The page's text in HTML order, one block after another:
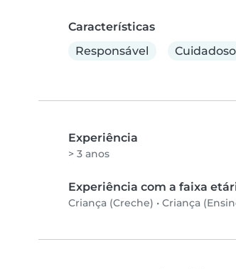
Características
Responsável
Cuidadoso
Experiência
> 3 anos
Experiência com a faixa
Criança (Creche) • Criança